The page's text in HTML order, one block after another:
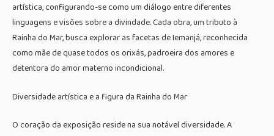
artística, configurando-se como um diálogo entre diferentes
linguagens e visões sobre a divindade. Cada obra, um tributo à
Rainha do Mar, busca explorar as facetas de Iemanjá, reconhecida
como mãe de quase todos os orixás, padroeira dos amores e
detentora do amor materno incondicional.
Diversidade artística e a figura da Rainha do Mar
O coração da exposição reside na sua notável diversidade. A